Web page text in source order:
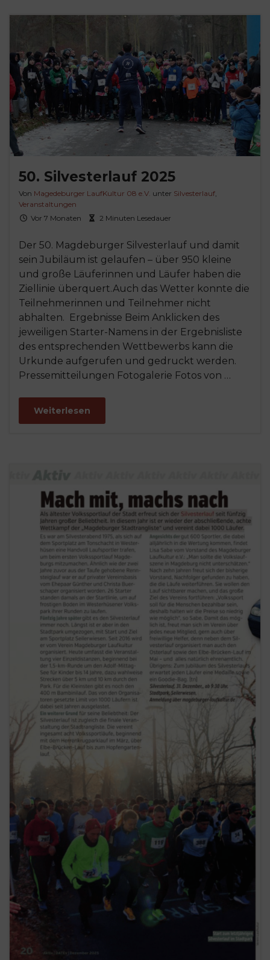
50. Silvesterlauf 2025
Von Magedeburger LaufKultur 08 e.V. unter Silvesterlauf,
Veranstaltungen
Vor 7 Monaten
2 Minuten Lesedauer
Der 50. Magdeburger Silvesterlauf und damit
sein Jubiläum ist gelaufen – über 950 kleine
und große Läuferinnen und Läufer haben die
Ziellinie überquert.Auch das Wetter konnte die
Teilnehmerinnen und Teilnehmer nicht
abhalten. Ergebnisse Beim Anklicken des
jeweiligen Starter-Namens in der Ergebnisliste
des entsprechenden Wettbewerbs kann die
Urkunde aufgerufen und gedruckt werden.
Pressemitteilungen Fotogalerie Fotos von …
Weiterlesen